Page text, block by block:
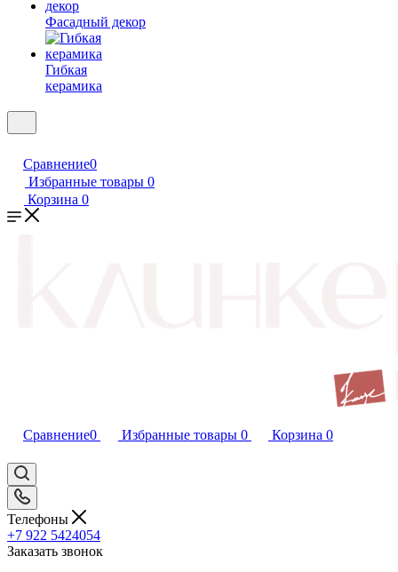
Фасадный декор
Гибкая
керамика
Сравнение0
Избранные товары 0
Корзина 0
Сравнение0 Избранные товары 0 Корзина 0
Телефоны
+7 922 5424054
Заказать звонок